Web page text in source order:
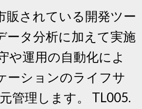
販されている開発ツー
ータ分析に加えて実施
や運用の自動化によ
ーションのライフサ
管理します。 TL005.